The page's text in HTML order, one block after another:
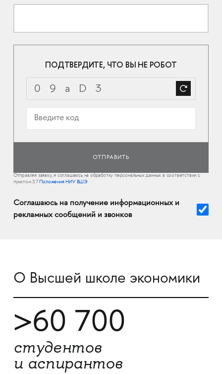
ПОДТВЕРДИТЕ, ЧТО ВЫ НЕ РОБОТ
Отправляя заявку, я соглашаюсь на обработку персональных данных в соответствии с
пунктом 3.7
Положения НИУ ВШЭ
Соглашаюсь на получение информационных и
рекламных сообщений и звонков
О Высшей школе экономики
>60 700
студентов
и аспирантов